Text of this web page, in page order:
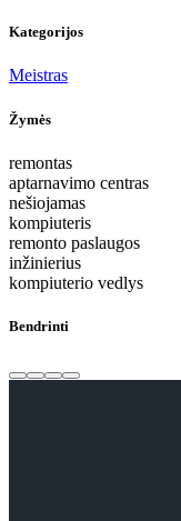
Kategorijos
Meistras
Žymės
remontas
aptarnavimo centras
nešiojamas
kompiuteris
remonto paslaugos
inžinierius
kompiuterio vedlys
Bendrinti